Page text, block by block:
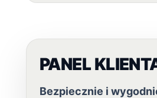
PANEL
Bezpiecznie i